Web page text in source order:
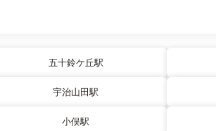
五十鈴ケ丘駅
宇治山田駅
小俣駅